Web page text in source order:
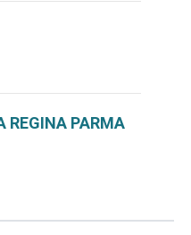
REGINA PARMA